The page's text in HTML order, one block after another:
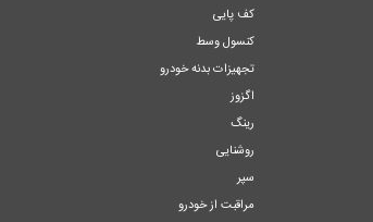
کف پایی
کنسول وسط
تجهیزات بدنه خودرو
اگزوز
رینگ
روشنایی
سپر
مراقبت از خودرو